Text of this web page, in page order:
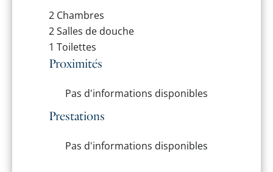
2 Chambres
2 Salles de douche
1 Toilettes
Proximités
Pas d'informations disponibles
Prestations
Pas d'informations disponibles